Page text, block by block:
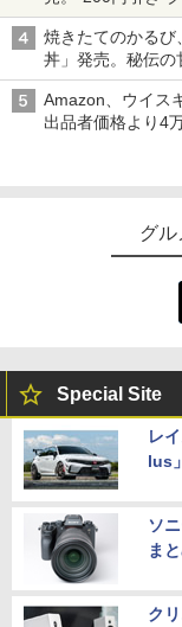
焼きたてのかるび
丼」発売。秘伝の
Amazon、ウイス
出品者価格より4
グル
Special Site
レ
lus
ソ
ま
ク